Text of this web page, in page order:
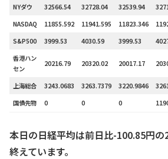
NYダウ
32566.54 32728.04 32539.94
NASDAQ
11855.592 11941.595 11823.346
S&P500
3999.53 4030.59 3999.53
香港ハン
セン
20216.79 20320.02 20017.17
上海総合 3243.0683 3263.7379 3220.9846
国債先物
0 0 0
本日の日経平均は前日比-100.85円
終えています。